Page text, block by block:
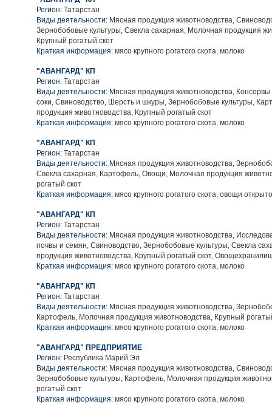
Регион: Татарстан
Виды деятельности: Мясная продукция животноводства,
Зернобобовые культуры, Свекла сахарная, Молочная продукция
Крупный рогатый скот
Краткая информация: мясо крупного рогатого скота, молоко
"АВАНГАРД" КП
Регион: Татарстан
Виды деятельности: Мясная продукция животноводства,
соки, Свиноводство, Шерсть и шкуры, Зернобобовые культуры,
продукция животноводства, Крупный рогатый скот
Краткая информация: мясо крупного рогатого скота, молоко
"АВАНГАРД" КП
Регион: Татарстан
Виды деятельности: Мясная продукция животноводства,
Свекла сахарная, Картофель, Овощи, Молочная продукция
рогатый скот
Краткая информация: мясо крупного рогатого скота, овощи
"АВАНГАРД" КП
Регион: Татарстан
Виды деятельности: Мясная продукция животноводства,
почвы и семян, Свиноводство, Зернобобовые культуры, Свекла
продукция животноводства, Крупный рогатый скот,
Краткая информация: мясо крупного рогатого скота, молоко
"АВАНГАРД" КП
Регион: Татарстан
Виды деятельности: Мясная продукция животноводства,
Картофель, Молочная продукция животноводства, Крупный
Краткая информация: мясо крупного рогатого скота, молоко
"АВАНГАРД" ПРЕДПРИЯТИЕ
Регион: Республика Марий Эл
Виды деятельности: Мясная продукция животноводства,
Зернобобовые культуры, Картофель, Молочная продукция
рогатый скот
Краткая информация: мясо крупного рогатого скота, молоко